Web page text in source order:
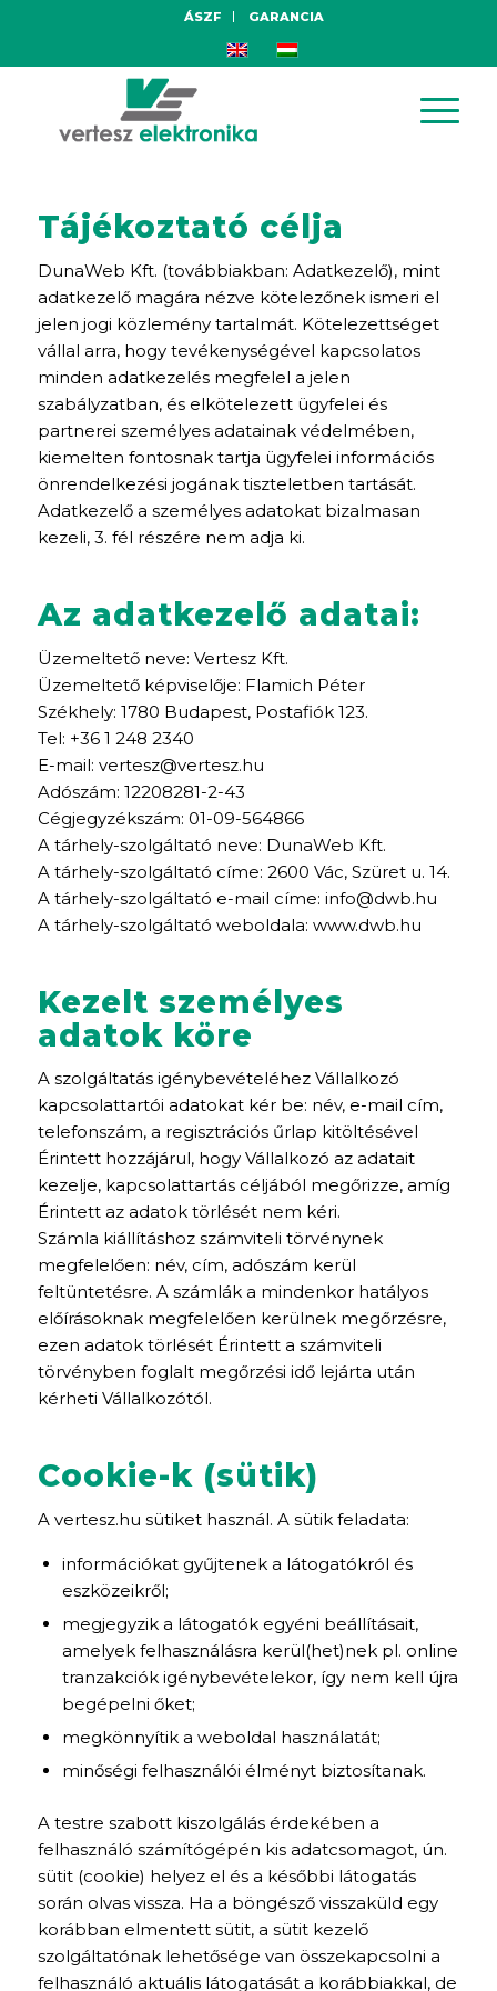
ÁSZF GARANCIA
Tájékoztató célja
DunaWeb Kft. (továbbiakban: Adatkezelő), mint
adatkezelő magára nézve kötelezőnek ismeri el
jelen jogi közlemény tartalmát. Kötelezettséget
vállal arra, hogy tevékenységével kapcsolatos
minden adatkezelés megfelel a jelen
szabályzatban, és elkötelezett ügyfelei és
partnerei személyes adatainak védelmében,
kiemelten fontosnak tartja ügyfelei információs
önrendelkezési jogának tiszteletben tartását.
Adatkezelő a személyes adatokat bizalmasan
kezeli, 3. fél részére nem adja ki.
Az adatkezelő adatai:
Üzemeltető neve: Vertesz Kft.
Üzemeltető képviselője: Flamich Péter
Székhely: 1780 Budapest, Postafiók 123.
Tel: +36 1 248 2340
E-mail: vertesz@vertesz.hu
Adószám: 12208281-2-43
Cégjegyzékszám: 01-09-564866
A tárhely-szolgáltató neve: DunaWeb Kft.
A tárhely-szolgáltató címe: 2600 Vác, Szüret u. 14.
A tárhely-szolgáltató e-mail címe: info@dwb.hu
A tárhely-szolgáltató weboldala: www.dwb.hu
Kezelt személyes
adatok köre
A szolgáltatás igénybevételéhez Vállalkozó
kapcsolattartói adatokat kér be: név, e-mail cím,
telefonszám, a regisztrációs űrlap kitöltésével
Érintett hozzájárul, hogy Vállalkozó az adatait
kezelje, kapcsolattartás céljából megőrizze, amíg
Érintett az adatok törlését nem kéri.
Számla kiállításhoz számviteli törvénynek
megfelelően: név, cím, adószám kerül
feltüntetésre. A számlák a mindenkor hatályos
előírásoknak megfelelően kerülnek megőrzésre,
ezen adatok törlését Érintett a számviteli
törvényben foglalt megőrzési idő lejárta után
kérheti Vállalkozótól.
Cookie-k (sütik)
A vertesz.hu sütiket használ. A sütik feladata:
információkat gyűjtenek a látogatókról és
eszközeikről;
megjegyzik a látogatók egyéni beállításait,
amelyek felhasználásra kerül(het)nek pl. online
tranzakciók igénybevételekor, így nem kell újra
begépelni őket;
megkönnyítik a weboldal használatát;
minőségi felhasználói élményt biztosítanak.
A testre szabott kiszolgálás érdekében a
felhasználó számítógépén kis adatcsomagot, ún.
sütit (cookie) helyez el és a későbbi látogatás
során olvas vissza. Ha a böngésző visszaküld egy
korábban elmentett sütit, a sütit kezelő
szolgáltatónak lehetősége van összekapcsolni a
felhasználó aktuális látogatását a korábbiakkal, de